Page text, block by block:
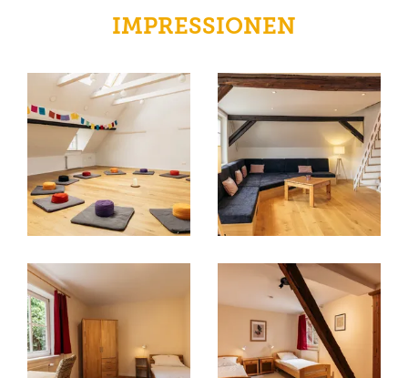
IMPRESSIONEN